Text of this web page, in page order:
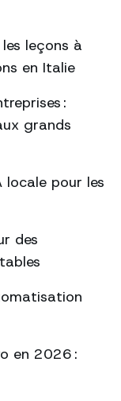
leçons à
en Italie
:
grands
locale pour les
des
en 2026 :